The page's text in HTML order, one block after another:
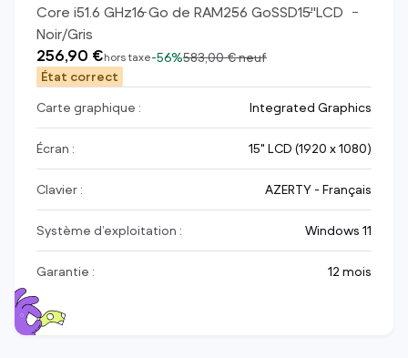
Core i51.6 GHz16Go de RAM256 GoSSD15"LCD
Noir/Gris
256,90 €hors taxe-56%583,00 €neuf
État correct
Carte graphique :
Integrated Graphics
Écran : 15" LCD (1920 x 1080)
Clavier : AZERTY - Français
Système d’exploitation : Windows 11
Garantie : 12 mois